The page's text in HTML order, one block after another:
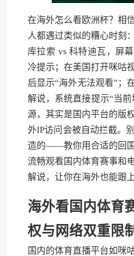
在海外怎么看欧洲杯？相
人都遇过类似的糟心时刻
库拉索 vs 科特迪瓦，屏
冷提示；在美国打开咪咕
后显示“海外无法观看”；
解说，系统直接提示“当
源，其实是国内平台的版
外IP访问会被自动拦截。
造的——教你用合适的回国
流畅观看国内体育赛事和
解说，让你在海外也能跟
海外看国内体育
权与网络双重限
国内的体育直播平台如咪